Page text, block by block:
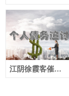
江阴徐霞客催收公司